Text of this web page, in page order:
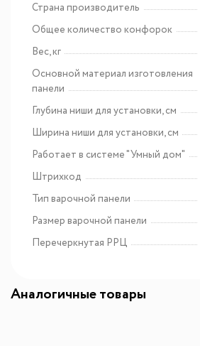
Страна производитель
Общее количество конфорок
Вес, кг
Основной материал изготовления
панели
Глубина ниши для установки, см
Ширина ниши для установки, см
Работает в системе "Умный дом"
Штрихкод
Тип варочной панели
Размер варочной панели
Перечеркнутая РРЦ
Аналогичные товары